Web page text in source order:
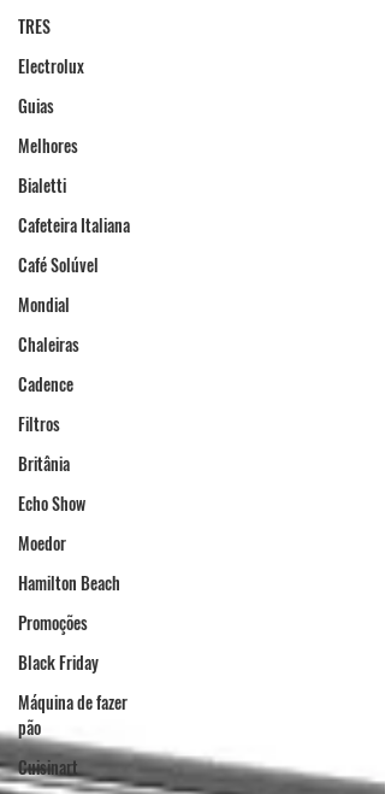
TRES
Electrolux
Guias
Melhores
Bialetti
Cafeteira Italiana
Café Solúvel
Mondial
Chaleiras
Cadence
Filtros
Britânia
Echo Show
Moedor
Hamilton Beach
Promoções
Black Friday
Máquina de fazer
pão
Cuisinart